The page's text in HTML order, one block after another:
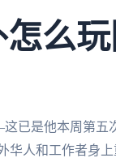
么玩
已是他本周第五
华人和工作者身